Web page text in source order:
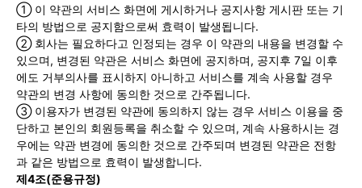
라라프레스
오픈미트
라라프레스
오픈미트
세대 지향 매체, 수완뉴스
① 이 약관의 서비스 화면에 게시하거나 공지사항 게시판 또는 기
타의 방법으로 공지함으로써 효력이 발생됩니다.
② 회사는 필요하다고 인정되는 경우 이 약관의 내용을 변경할 수
있으며, 변경된 약관은 서비스 화면에 공지하며, 공지후 7일 이후
에도 거부의사를 표시하지 아니하고 서비스를 계속 사용할 경우
약관의 변경 사항에 동의한 것으로 간주됩니다.
③ 이용자가 변경된 약관에 동의하지 않는 경우 서비스 이용을 중
단하고 본인의 회원등록을 취소할 수 있으며, 계속 사용하시는 경
우에는 약관 변경에 동의한 것으로 간주되며 변경된 약관은 전항
과 같은 방법으로 효력이 발생합니다.
제4조(준용규정)